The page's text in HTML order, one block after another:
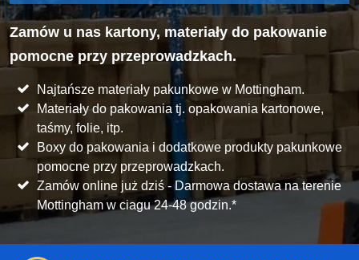
Zamów u nas kartony, materiały do pakowanie
pomocne przy przeprowadzkach.
Najtańsze materiały pakunkowe w Mottingham.
Materiały do pakowania tj. opakowania kartonowe,
taśmy, folie, itp.
Boxy do pakowania i dodatkowe produkty pakunkowe
pomocne przy przeprowadzkach.
Zamów online już dziś - Darmowa dostawa na terenie
Mottingham w ciagu 24-48 godzin.*